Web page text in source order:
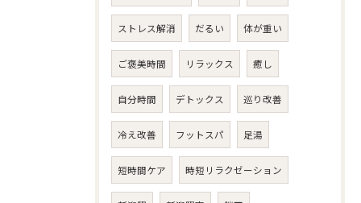
ストレス解消 だるい 体が重い
ご褒美時間 リラックス 癒し
自分時間 デトックス 巡り改善
冷え改善 フットスパ 足湯
短時間ケア 時短リラクゼーション